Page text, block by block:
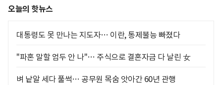
오늘의 핫뉴스
대통령도 못 만나는 지도자… 이란, 통제불능 빠졌다
"파혼 말할 엄두 안 나"… 주식으로 결혼자금 다 날린 女
벼 낱알 세다 풀썩… 공무원 목숨 앗아간 60년 관행